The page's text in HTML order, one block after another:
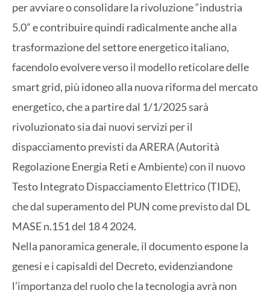
per avviare o consolidare la rivoluzione “industria
5.0” e contribuire quindi radicalmente anche alla
trasformazione del settore energetico italiano,
facendolo evolvere verso il modello reticolare delle
smart grid, più idoneo alla nuova riforma del mercato
energetico, che a partire dal 1/1/2025 sarà
rivoluzionato sia dai nuovi servizi per il
dispacciamento previsti da ARERA (Autorità
Regolazione Energia Reti e Ambiente) con il nuovo
Testo Integrato Dispacciamento Elettrico (TIDE),
che dal superamento del PUN come previsto dal DL
MASE n.151 del 18 4 2024.
Nella panoramica generale, il documento espone la
genesi e i capisaldi del Decreto, evidenziandone
l’importanza del ruolo che la tecnologia avrà non